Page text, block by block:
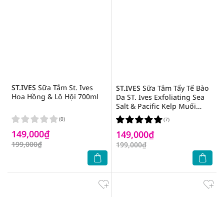
ST.IVES Sữa Tắm St. Ives
Hoa Hồng & Lô Hội 700ml
149,000₫
199,000₫
(0)
ST.IVES Sữa Tắm Tẩy Tế Bào
Da ST. Ives Exfoliating Sea
Salt & Pacific Kelp Muối
Biển Thanh Lọc Da 650ml
149,000₫
199,000₫
(7)